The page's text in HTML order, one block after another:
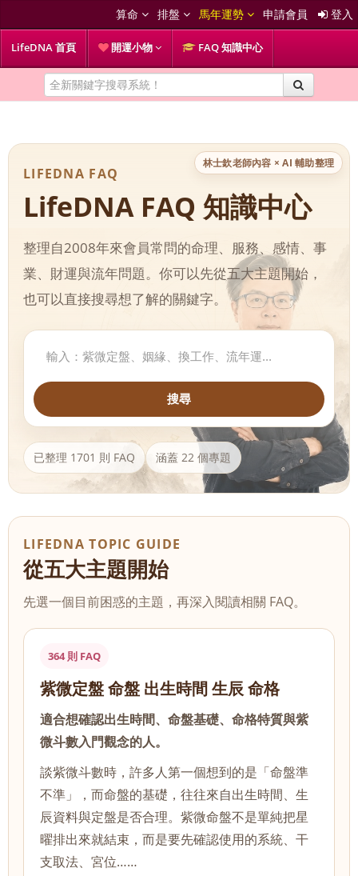
算命 排盤 馬年運勢 申請會員 登入
LifeDNA 首頁 開運小物 FAQ 知識中心
林士欽老師內容 × AI 輔助整理
LIFEDNA FAQ
LifeDNA FAQ 知識中心
整理自2008年來會員常問的命理、服務、感情、事
業、財運與流年問題。你可以先從五大主題開始，
也可以直接搜尋想了解的關鍵字。
搜尋
已整理 1701 則 FAQ 涵蓋 22 個專題
LIFEDNA TOPIC GUIDE
從五大主題開始
先選一個目前困惑的主題，再深入閱讀相關 FAQ。
364 則 FAQ
紫微定盤 命盤 出生時間 生辰 命格
適合想確認出生時間、命盤基礎、命格特質與紫
微斗數入門觀念的人。
談紫微斗數時，許多人第一個想到的是「命盤準
不準」，而命盤的基礎，往往來自出生時間、生
辰資料與定盤是否合理。紫微命盤不是單純把星
曜排出來就結束，而是要先確認使用的系統、干
支取法、宮位……